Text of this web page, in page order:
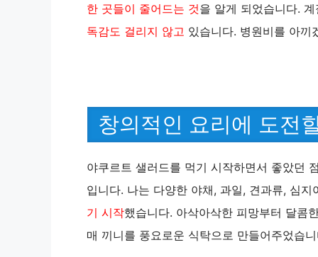
한 곳들이 줄어드는 것을 알게 되었습니다.
독감도 걸리지 않고 있습니다. 병원비를 아끼
창의적인 요리에 도전
야쿠르트 샐러드를 먹기 시작하면서 좋았던
입니다. 나는 다양한 야채, 과일, 견과류, 심
기 시작했습니다. 아삭아삭한 피망부터 달콤
매 끼니를 풍요로운 식탁으로 만들어주었습